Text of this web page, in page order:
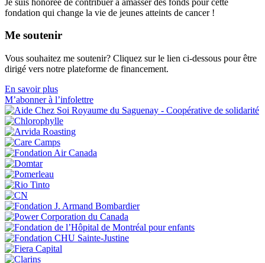
fondation qui change la vie de jeunes atteints de cancer !
Me soutenir
Vous souhaitez me soutenir? Cliquez sur le lien ci-dessous pour être
dirigé vers notre plateforme de financement.
En savoir plus
M’abonner à l’infolettre